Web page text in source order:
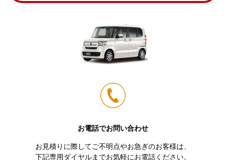
お電話でお問い合わせ
お見積りに際してご不明点やお急ぎのお客様は、
下記専用ダイヤルまでお気軽にお電話ください。